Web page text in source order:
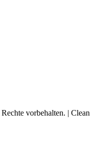
vorbehalten. | Clean